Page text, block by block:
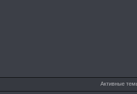
Активные